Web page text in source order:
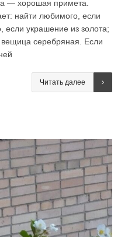
— хорошая примета.
найти любимого, если
если украшение из золота;
серебряная. Если
Читать далее